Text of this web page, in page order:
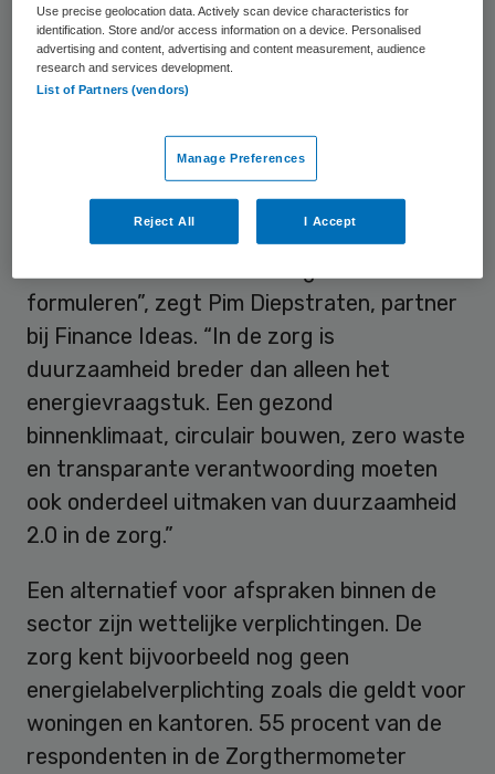
sector onder meer afgesproken dat eind
2018 80 procent van de ziekenhuizen en 50
procent van de overige zorgaanbieders een
systematische verduurzaming van hun
bedrijfsvoering.
“Het is van belang dat alle zorginstellingen
formuleren”, zegt Pim Diepstraten, partner
bij Finance Ideas. “In de zorg is
duurzaamheid breder dan alleen het
energievraagstuk. Een gezond
binnenklimaat, circulair bouwen, zero waste
en transparante verantwoording moeten
ook onderdeel uitmaken van duurzaamheid
2.0 in de zorg.”
Een alternatief voor afspraken binnen de
sector zijn wettelijke verplichtingen. De
zorg kent bijvoorbeeld nog geen
energielabelverplichting zoals die geldt voor
woningen en kantoren. 55 procent van de
respondenten in de Zorgthermometer
Use precise geolocation data. Actively scan device characteristics for
identification. Store and/or access information on a device. Personalised
advertising and content, advertising and content measurement, audience
research and services development.
List of Partners (vendors)
Manage Preferences
Reject All I Accept